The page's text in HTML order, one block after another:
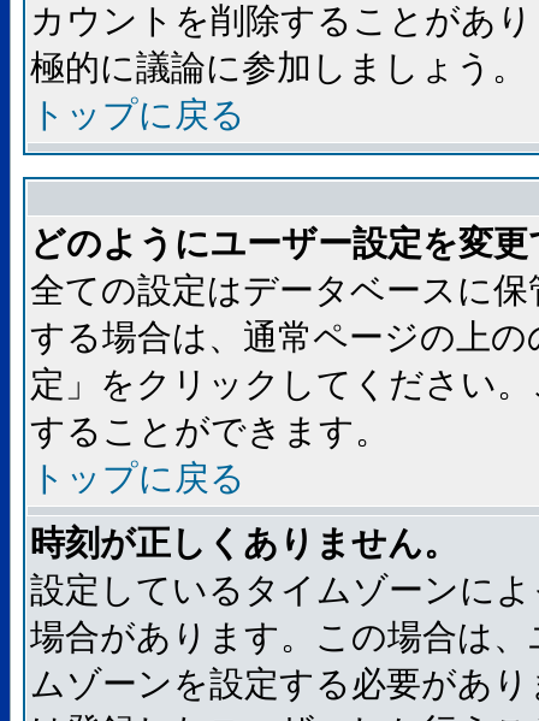
カウントを削除することがあ
極的に議論に参加しましょう。
トップに戻る
どのようにユーザー設定を変
全ての設定はデータベースに
する場合は、通常ページの上
定」をクリックしてください
することができます。
トップに戻る
時刻が正しくありません。
設定しているタイムゾーンに
場合があります。この場合は
ムゾーンを設定する必要があ